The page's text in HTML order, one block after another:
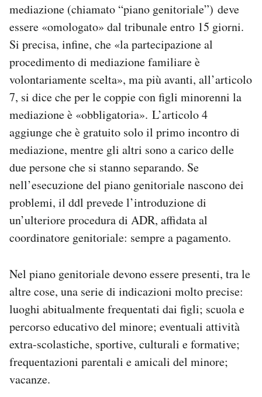
mediazione (chiamato “piano genitoriale”) deve
essere «omologato» dal tribunale entro 15 giorni.
Si precisa, infine, che «la partecipazione al
procedimento di mediazione familiare è
volontariamente scelta», ma più avanti, all’articolo
7, si dice che per le coppie con figli minorenni la
mediazione è «obbligatoria». L’articolo 4
aggiunge che è gratuito solo il primo incontro di
mediazione, mentre gli altri sono a carico delle
due persone che si stanno separando. Se
nell’esecuzione del piano genitoriale nascono dei
problemi, il ddl prevede l’introduzione di
un’ulteriore procedura di ADR, affidata al
coordinatore genitoriale: sempre a pagamento.
Nel piano genitoriale devono essere presenti, tra le
altre cose, una serie di indicazioni molto precise:
luoghi abitualmente frequentati dai figli; scuola e
percorso educativo del minore; eventuali attività
extra-scolastiche, sportive, culturali e formative;
frequentazioni parentali e amicali del minore;
vacanze.